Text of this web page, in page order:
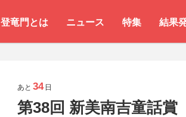
登竜門とは ニュース 特集 結果
あと 34 日
第38回 新美南吉童話賞